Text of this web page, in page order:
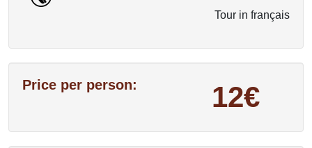
Tour in français
Price per person: 12€